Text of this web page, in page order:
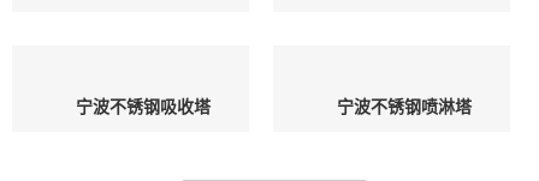
宁波不锈钢吸收塔 宁波不锈钢喷淋塔